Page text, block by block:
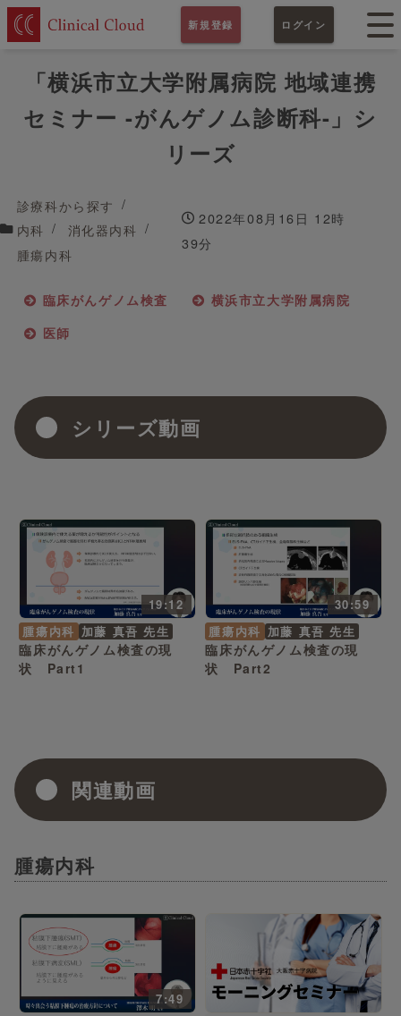
新規登録 ログイン
「横浜市立大学附属病院 地域連携
セミナー -がんゲノム診断科-」シ
リーズ
診療科から探す
内科
消化器内科
腫瘍内科
2022年08月16日 12時
39分
臨床がんゲノム検査
横浜市立大学附属病院
医師
シリーズ動画
19:12
腫瘍内科 加藤 真吾 先生
臨床がんゲノム検査の現
状 Part1
30:59
腫瘍内科 加藤 真吾 先生
臨床がんゲノム検査の現
状 Part2
関連動画
腫瘍内科
7:49